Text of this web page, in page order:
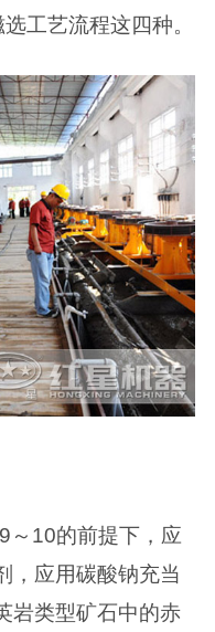
工艺流程这四种。
～10的前提下，应
，应用碳酸钠充当
岩类型矿石中的赤